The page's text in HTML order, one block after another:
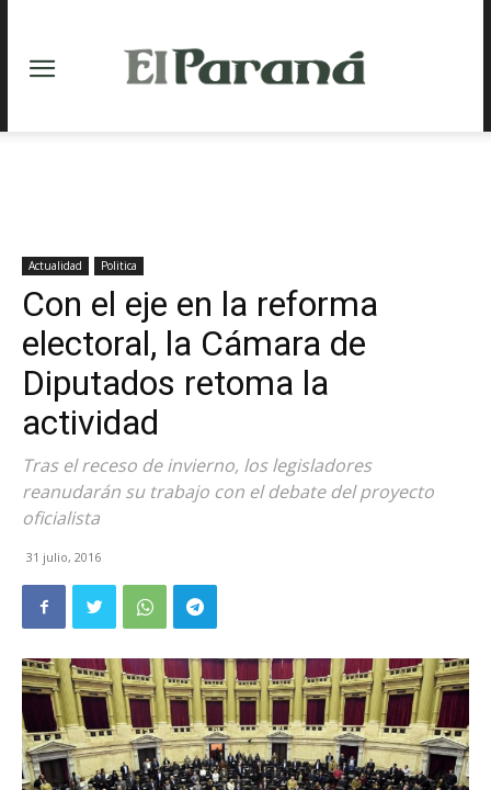
Actualidad Politica
Con el eje en la reforma
electoral, la Cámara de
Diputados retoma la
actividad
Tras el receso de invierno, los legisladores
reanudarán su trabajo con el debate del proyecto
oficialista
31 julio, 2016